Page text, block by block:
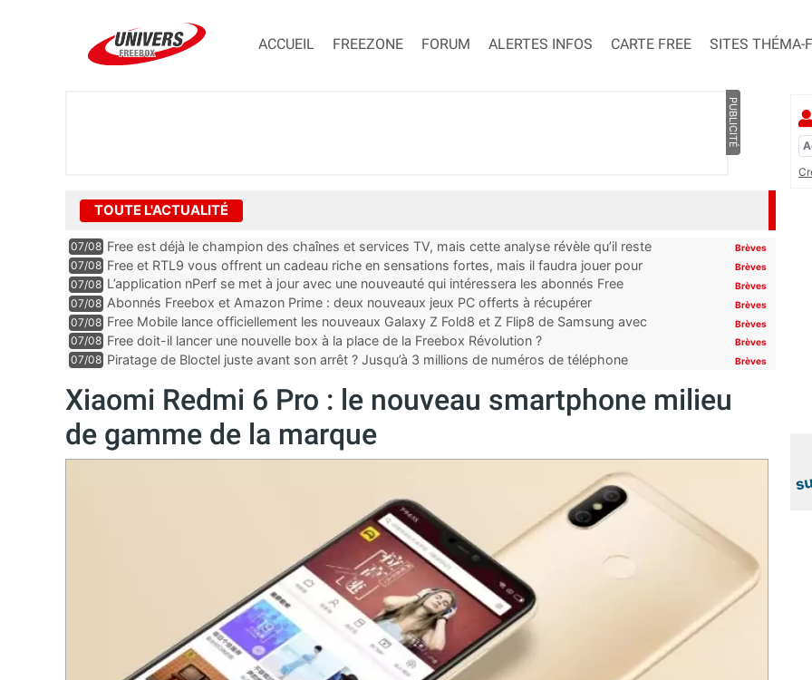
ACCUEIL FREEZONE FORUM ALERTES INFOS CARTE FREE SITES THÉMA-
PUBLICITÉ
TOUTE L'ACTUALITÉ
07/08 Free est déjà le champion des chaînes et services TV, mais cette analyse révèle qu’il reste
encore au moin...
Brèves
07/08 Free et RTL9 vous offrent un cadeau riche en sensations fortes, mais il faudra jouer pour
l’obtenir
Brèves
07/08 L’application nPerf se met à jour avec une nouveauté qui intéressera les abonnés Free
Mobile, Orange, SFR ...
Brèves
07/08 Abonnés Freebox et Amazon Prime : deux nouveaux jeux PC offerts à récupérer Brèves
07/08 Free Mobile lance officiellement les nouveaux Galaxy Z Fold8 et Z Flip8 de Samsung avec
des promos et des cadeaux
Brèves
07/08 Free doit-il lancer une nouvelle box à la place de la Freebox Révolution ? Brèves
07/08 Piratage de Bloctel juste avant son arrêt ? Jusqu’à 3 millions de numéros de téléphone
Brèves
Xiaomi Redmi 6 Pro : le nouveau smartphone milieu
de gamme de la marque